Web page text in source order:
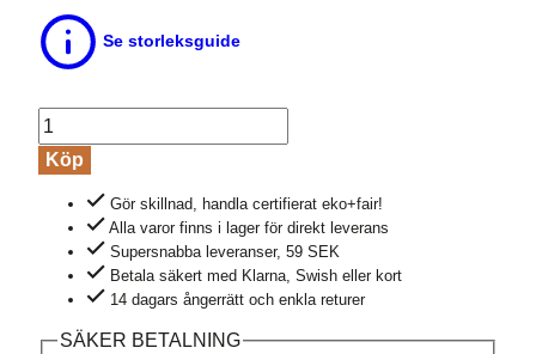
Se storleksguide
Leggings
ANNEDORE
marinblå
mängd
Köp
Gör skillnad, handla certifierat eko+fair!
Alla varor finns i lager för direkt leverans
Supersnabba leveranser, 59 SEK
Betala säkert med Klarna, Swish eller kort
14 dagars ångerrätt och enkla returer
SÄKER BETALNING